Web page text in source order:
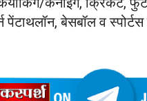
पेंटाथलॉन, बेसबॉल व